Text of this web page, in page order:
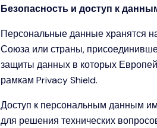
Безопасность и доступ к
Персональные данные хранятся
Союза или страны,
защиты данных в которых
рамкам Privacy Shield.
Доступ к персональным данным
для решения технических